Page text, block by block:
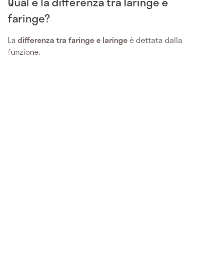
faringe?
La differenza tra faringe e laringeè dettata dalla
funzione.